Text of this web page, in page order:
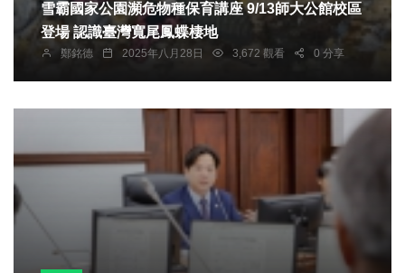
雪霸國家公園瀕危物種保育講座 9/13師大公館校區
登場 認識臺灣寬尾鳳蝶棲地
鄭銘德 2025年八月28日 3,672 觀看 0 分享